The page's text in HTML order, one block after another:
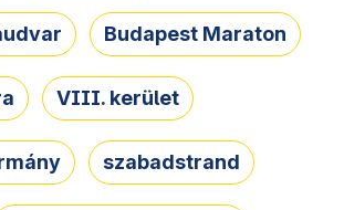
Budapest Maraton
VIII. kerület
szabadstrand